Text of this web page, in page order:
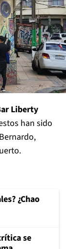
Liberty
han sido
¿Chao
se